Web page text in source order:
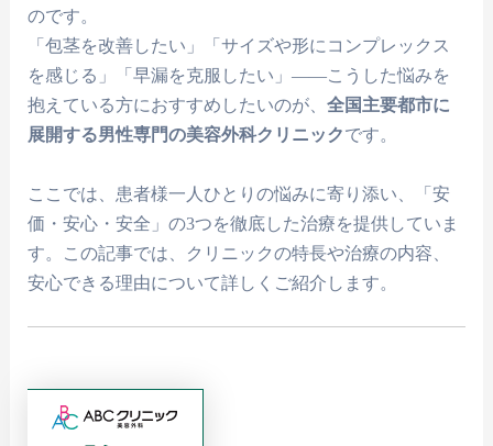
のです。
「包茎を改善したい」「サイズや形にコンプレックス
を感じる」「早漏を克服したい」――こうした悩みを
抱えている方におすすめしたいのが、全国主要都市に
展開する男性専門の美容外科クリニックです。
ここでは、患者様一人ひとりの悩みに寄り添い、「安
価・安心・安全」の3つを徹底した治療を提供していま
す。この記事では、クリニックの特長や治療の内容、
安心できる理由について詳しくご紹介します。